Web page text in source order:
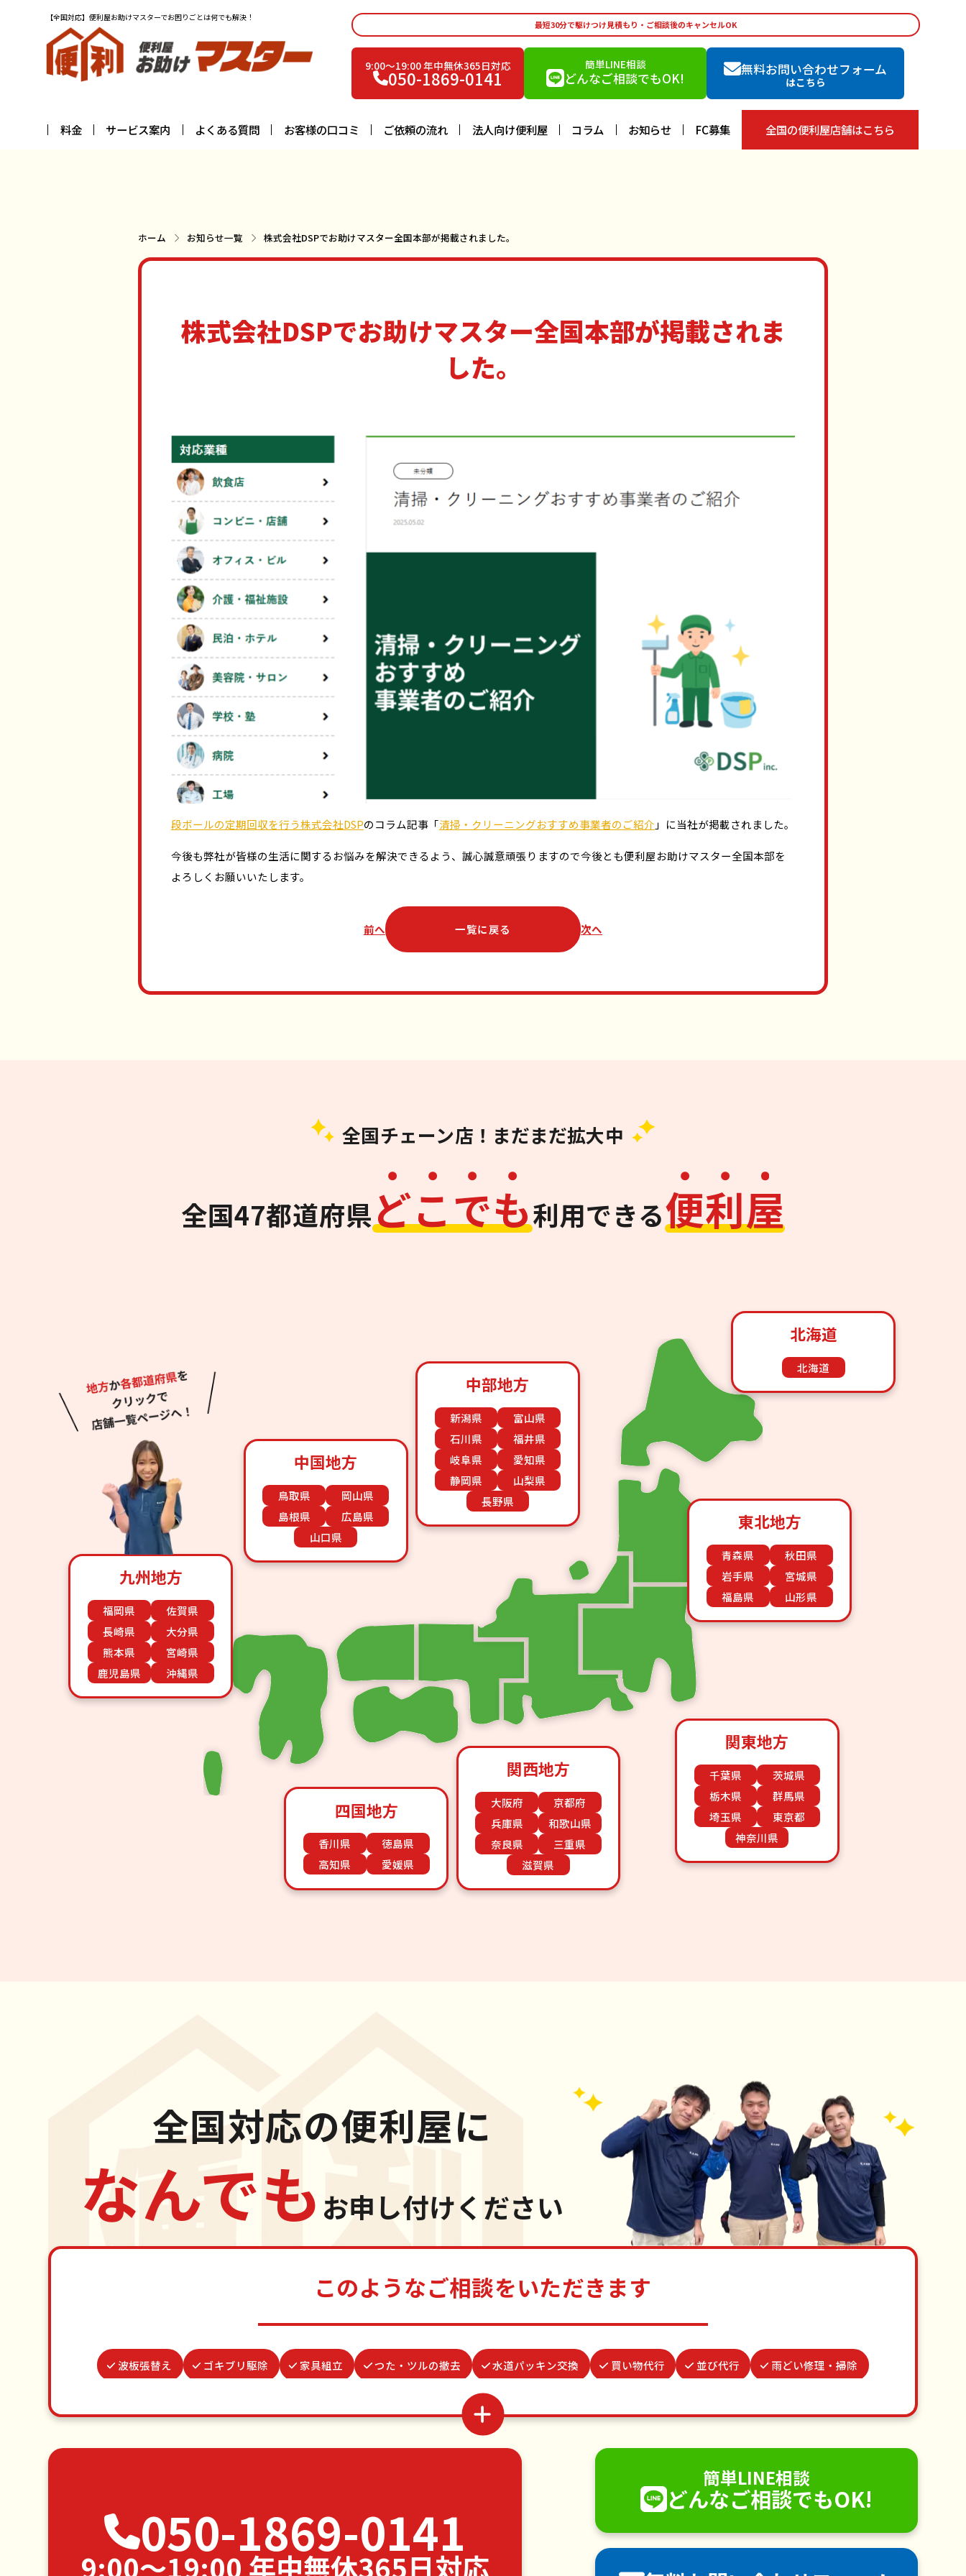
【全国対応】便利屋お助けマスターでお困りごとは何でも解決！
最短30分で駆けつけ見積もり・ご相談後のキャンセルOK
9:00〜19:00 年中無休365日対応
050-1869-0141
簡単LINE相談
どんなご相談でもOK!
無料お問い合わせフォーム
はこちら
料金 サービス案内 よくある質問 お客様の口コミ ご依頼の流れ 法人向け便利屋 コラム お知らせ FC募集 全国の便利屋店舗はこちら
ホーム お知らせ一覧 株式会社DSPでお助けマスター全国本部が掲載されました。
株式会社DSPでお助けマスター全国本部が掲載されま
した。
段ボールの定期回収を行う株式会社DSPのコラム記事「清掃・クリーニングおすすめ事業者のご紹介 」に当社が掲載されました。
今後も弊社が皆様の生活に関するお悩みを解決できるよう、誠心誠意頑張りますので今後とも便利屋お助けマスター全国本部を
よろしくお願いいたします。
前へ 一覧に戻る 次へ
全国チェーン店！まだまだ拡大中
全国47都道府県どこでも利用できる便利屋
北海道
北海道
東北地方
青森県
秋田県
岩手県
宮城県
福島県
山形県
関東地方
千葉県
茨城県
栃木県
群馬県
埼玉県
東京都
神奈川県
中部地方
新潟県
富山県
石川県
福井県
岐阜県
愛知県
静岡県
山梨県
長野県
関西地方
大阪府
京都府
兵庫県
和歌山県
奈良県
三重県
滋賀県
四国地方
香川県
徳島県
高知県
愛媛県
中国地方
鳥取県
岡山県
島根県
広島県
山口県
九州地方
福岡県
佐賀県
長崎県
大分県
熊本県
宮崎県
鹿児島県
沖縄県
全国対応の便利屋に
なんでも お申し付けください
このようなご相談をいただきます
波板張替え ゴキブリ駆除 家具組立 つた・ツルの撤去 水道パッキン交換 買い物代行 並び代行 雨どい修理・掃除
物置解体
お庭の水やり
植木の剪定 植木の伐採
電球交換 襖（ふすま）の張替え
空き家管理 各種代行 害獣駆除 ナメクジ駆除
050-1869-0141
9:00〜19:00 年中無休365日対応
簡単LINE相談
どんなご相談でもOK!